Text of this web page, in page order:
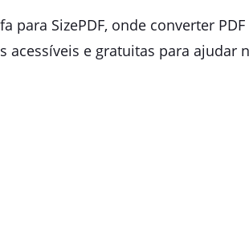
para SizePDF, onde converter
e gratuitas para ajudar